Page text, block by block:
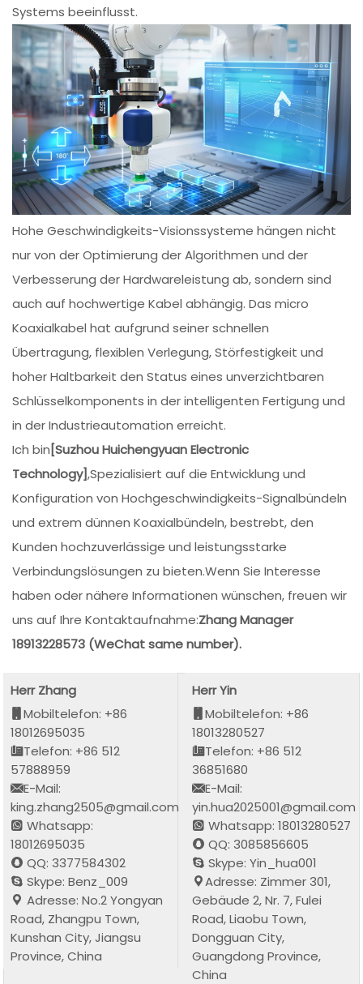
Systems beeinflusst.
Hohe Geschwindigkeits-Visionssysteme hängen nicht
nur von der Optimierung der Algorithmen und der
Verbesserung der Hardwareleistung ab, sondern sind
auch auf hochwertige Kabel abhängig. Das micro
Koaxialkabel hat aufgrund seiner schnellen
Übertragung, flexiblen Verlegung, Störfestigkeit und
hoher Haltbarkeit den Status eines unverzichtbaren
Schlüsselkomponents in der intelligenten Fertigung und
in der Industrieautomation erreicht.
Ich bin[Suzhou Huichengyuan Electronic
Technology],Spezialisiert auf die Entwicklung und
Konfiguration von Hochgeschwindigkeits-Signalbündeln
und extrem dünnen Koaxialbündeln, bestrebt, den
Kunden hochzuverlässige und leistungsstarke
Verbindungslösungen zu bieten.Wenn Sie Interesse
haben oder nähere Informationen wünschen, freuen wir
uns auf Ihre Kontaktaufnahme:Zhang Manager
18913228573 (WeChat same number).
Herr Zhang
Mobiltelefon: +86
18012695035
Telefon: +86 512
57888959
E-Mail:
king.zhang2505@gmail.com
Whatsapp:
18012695035
QQ: 3377584302
Skype: Benz_009
Adresse: No.2 Yongyan
Road, Zhangpu Town,
Kunshan City, Jiangsu
Province, China
Herr Yin
Mobiltelefon: +86
18013280527
Telefon: +86 512
36851680
E-Mail:
yin.hua2025001@gmail.com
Whatsapp: 18013280527
QQ: 3085856605
Skype: Yin_hua001
Adresse: Zimmer 301,
Gebäude 2, Nr. 7, Fulei
Road, Liaobu Town,
Dongguan City,
Guangdong Province,
China